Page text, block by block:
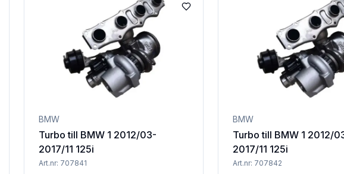
till i favoriter Lägg till i favoriter
BMW
Turbo till BMW 1 2012/03-
2017/11 125i
Art.nr: 707841
BMW
Turbo till BMW 1 2012/
2017/11 125i
Art.nr: 707842